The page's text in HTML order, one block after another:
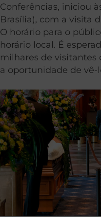
Conferências, iniciou
Brasília), com a visita
O horário para o
horário local. É
milhares de visitantes
a oportunidade de vê-